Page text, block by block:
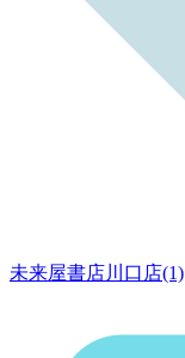
未来屋書店川口店(1)